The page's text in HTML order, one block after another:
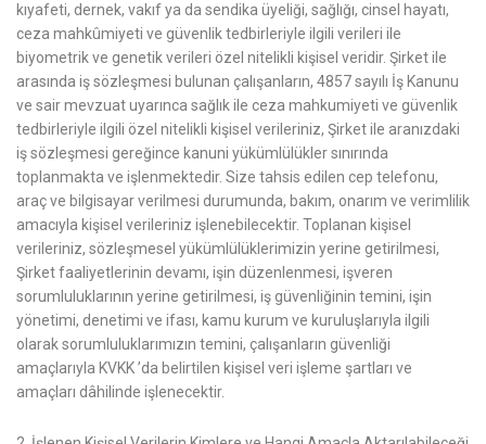
kıyafeti, dernek, vakıf ya da sendika üyeliği, sağlığı, cinsel hayatı,
ceza mahkûmiyeti ve güvenlik tedbirleriyle ilgili verileri ile
biyometrik ve genetik verileri özel nitelikli kişisel veridir. Şirket ile
arasında iş sözleşmesi bulunan çalışanların, 4857 sayılı İş Kanunu
ve sair mevzuat uyarınca sağlık ile ceza mahkumiyeti ve güvenlik
tedbirleriyle ilgili özel nitelikli kişisel verileriniz, Şirket ile aranızdaki
iş sözleşmesi gereğince kanuni yükümlülükler sınırında
toplanmakta ve işlenmektedir. Size tahsis edilen cep telefonu,
araç ve bilgisayar verilmesi durumunda, bakım, onarım ve verimlilik
amacıyla kişisel verileriniz işlenebilecektir. Toplanan kişisel
verileriniz, sözleşmesel yükümlülüklerimizin yerine getirilmesi,
Şirket faaliyetlerinin devamı, işin düzenlenmesi, işveren
sorumluluklarının yerine getirilmesi, iş güvenliğinin temini, işin
yönetimi, denetimi ve ifası, kamu kurum ve kuruluşlarıyla ilgili
olarak sorumluluklarımızın temini, çalışanların güvenliği
amaçlarıyla KVKK ’da belirtilen kişisel veri işleme şartları ve
amaçları dâhilinde işlenecektir.